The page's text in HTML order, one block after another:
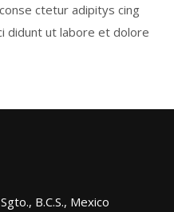
ctetur adipitys cing
didunt ut labore et dolore
B.C.S., Mexico